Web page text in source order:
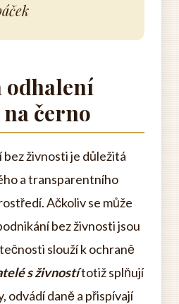
odhalení
černo
živnosti je důležitá
a transparentního
Ačkoliv se může
bez živnosti jsou
slouží k ochraně
s živnostítotiž splňují
odvádí daně a přispívají